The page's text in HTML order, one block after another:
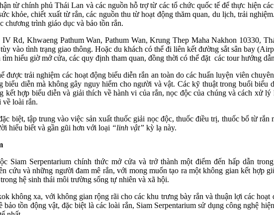
từ chính phủ Thái Lan và các nguồn hỗ trợ từ các tổ chức quốc tế để thực hiện
khỏe, chiết xuất từ rắn, các nguồn thu từ hoạt động thăm quan, du lịch, trải
chương trình giáo dục và bảo tồn rắn.
Rd, Khwaeng Pathum Wan, Pathum Wan, Krung Thep Maha Nakhon 10330,
vào tình trạng giao thông. Hoặc du khách có thể đi liên kết đường sắt sân bay
hiểu giờ mở cửa, các quy định tham quan, đồng thời có thể đặt các tour hướng
được trải nghiệm các hoạt động biểu diễn rắn an toàn do các huấn luyện viên
biểu diễn mà không gây nguy hiểm cho người và vật. Các kỹ thuật trong buổi biểu
hợp biểu diễn và giải thích về hành vi của rắn, nọc độc của chúng và cách xử
về loài rắn.
biệt, tập trung vào việc sản xuất thuốc giải nọc độc, thuốc điều trị, thuốc bổ từ
hiểu biết và gần gũi hơn với loại “linh vật” kỳ lạ này.
Siam Serpentarium chính thức mở cửa và trở thành một điểm đến hấp dẫn
cứu và những người đam mê rắn, với mong muốn tạo ra một không gian kết hợp
hệ sinh thái môi trường sống tự nhiên và xã hội.
không xa, với không gian rộng rãi cho các khu trưng bày rắn và thuận lợi các
tồn động vật, đặc biệt là các loài rắn, Siam Serpentarium sử dụng công nghệ